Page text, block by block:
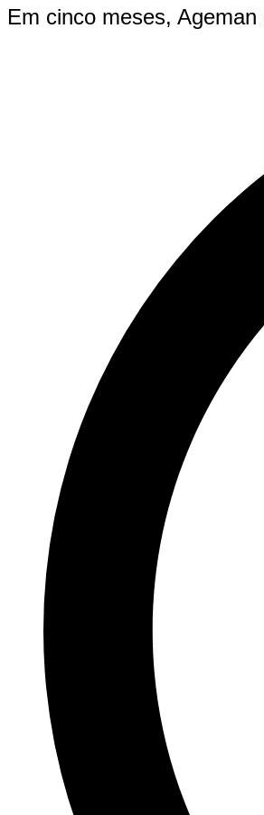
Em cinco meses,